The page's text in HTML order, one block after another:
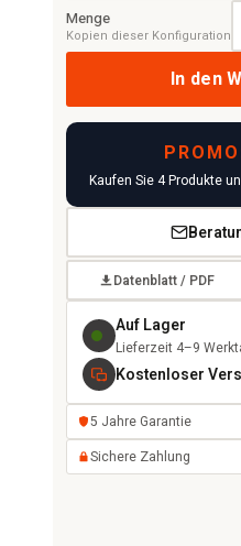
Menge
Kopien dieser Konfiguration
In den
Kaufen Sie 4 Produkte
Datenblatt / PDF
Auf Lager
Lieferzeit 4–9
Kostenloser
5 Jahre Garantie
Sichere Zahlung